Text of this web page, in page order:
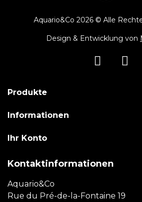
Aquario&Co 2026 © Alle
Design & Entwicklung von
Produkte
Informationen
Ihr Konto
Kontaktinformationen
Aquario&Co
Rue du Pré-de-la-Fontaine 19